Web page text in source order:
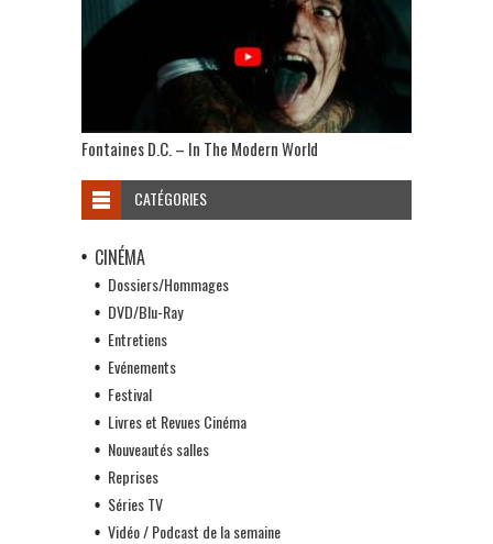
Fontaines D.C. – In The Modern World
CATÉGORIES
CINÉMA
Dossiers/Hommages
DVD/Blu-Ray
Entretiens
Evénements
Festival
Livres et Revues Cinéma
Nouveautés salles
Reprises
Séries TV
Vidéo / Podcast de la semaine